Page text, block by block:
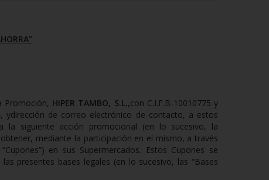
Promoción, HIPER TAMBO, S.L.,con C.I.F.B-10010775y
ydirección de correo electrónico de contacto, a estos
la siguiente acción promocional (en lo sucesivo, la
mediante la participación en el mismo, a través
en sus Supermercados. Estos Cupones se
presentes bases legales (en lo sucesivo, las “Bases